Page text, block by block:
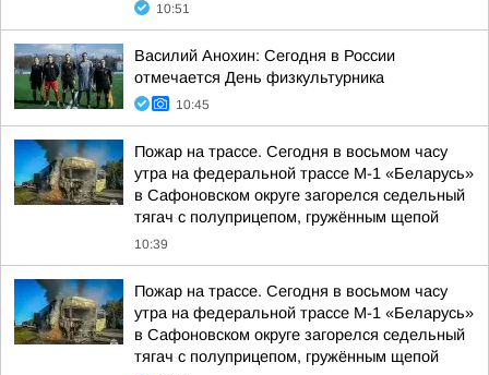
10:51
Василий Анохин: Сегодня в России
отмечается День физкультурника
10:45
Пожар на трассе. Сегодня в восьмом часу
утра на федеральной трассе М-1 «Беларусь»
в Сафоновском округе загорелся седельный
тягач с полуприцепом, гружённым щепой
10:39
Пожар на трассе. Сегодня в восьмом часу
утра на федеральной трассе М-1 «Беларусь»
в Сафоновском округе загорелся седельный
тягач с полуприцепом, гружённым щепой